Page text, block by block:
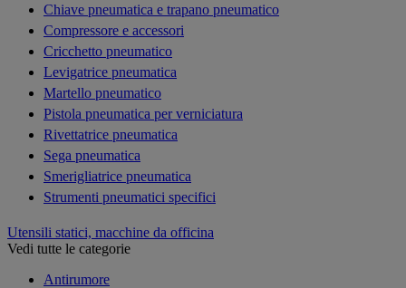
Chiave pneumatica e trapano pneumatico
Compressore e accessori
Cricchetto pneumatico
Levigatrice pneumatica
Martello pneumatico
Pistola pneumatica per verniciatura
Rivettatrice pneumatica
Sega pneumatica
Smerigliatrice pneumatica
Strumenti pneumatici specifici
Utensili statici, macchine da officina
Vedi tutte le categorie
Antirumore